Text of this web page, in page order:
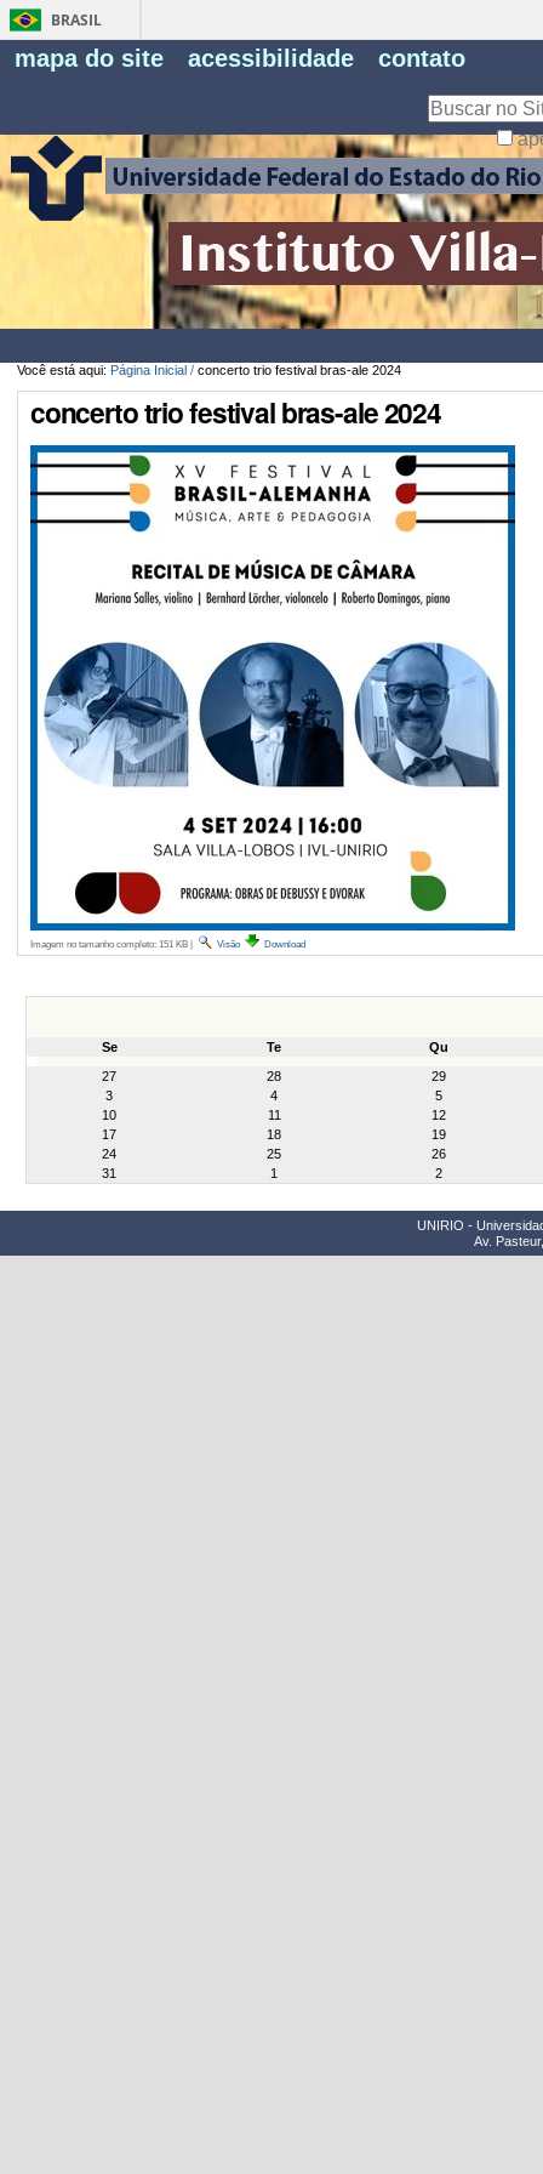
BRASIL
mapa do site acessibilidade contato
Você está aqui: Página Inicial / concerto trio festival bras-ale 2024
concerto trio festival bras-ale 2024
Imagem no tamanho completo: 151 KB| Visão Download
Se Te
Qu
27
28
29
3
4
5
10
11
12
17
18
19
24
25
26
31
1 2
UNIRIO -
Av.